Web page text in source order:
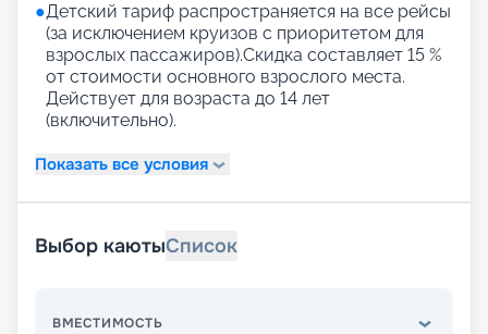
●Детский тариф распространяется на все рейсы
(за исключением круизов с приоритетом для
взрослых пассажиров).Скидка составляет 15 %
от стоимости основного взрослого места.
Действует для возраста до 14 лет
(включительно).
Показать все условия
Выбор каютыСписок
ВМЕСТИМОСТЬ